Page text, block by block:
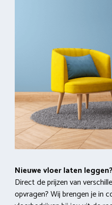
Nieuwe vloer laten leggen?
Direct de prijzen van
opvragen? Wij brengen je in